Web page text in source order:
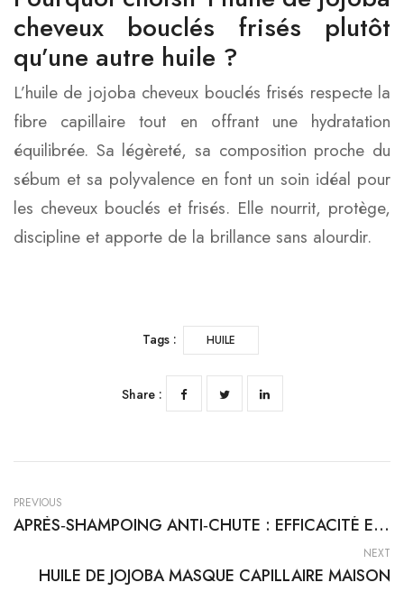
cheveux bouclés frisés plutôt
qu’une autre huile ?
L’huile de jojoba cheveux bouclés frisés respecte la
fibre capillaire tout en offrant une hydratation
équilibrée. Sa légèreté, sa composition proche du
sébum et sa polyvalence en font un soin idéal pour
les cheveux bouclés et frisés. Elle nourrit, protège,
discipline et apporte de la brillance sans alourdir.
Tags : HUILE
Share :
PREVIOUS
APRÈS‑SHAMPOING ANTI‑CHUTE : EFFICACITÉ ET LIMITES D’UN SOIN SOUVENT MAL COMPRIS
NEXT
HUILE DE JOJOBA MASQUE CAPILLAIRE MAISON